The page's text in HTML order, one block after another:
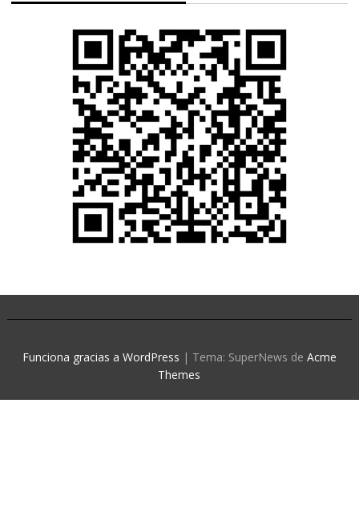
Funciona gracias a WordPress | Tema: SuperNews de Acme
Themes